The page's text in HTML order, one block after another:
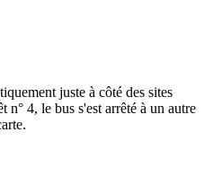
juste à côté des sites
n° 4, le bus s'est arrêté à un autre